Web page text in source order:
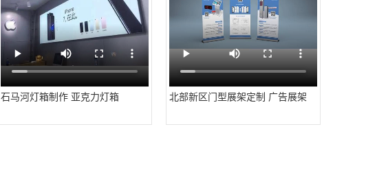
石马河灯箱制作 亚克力灯箱 北部新区门型展架定制 广告展架